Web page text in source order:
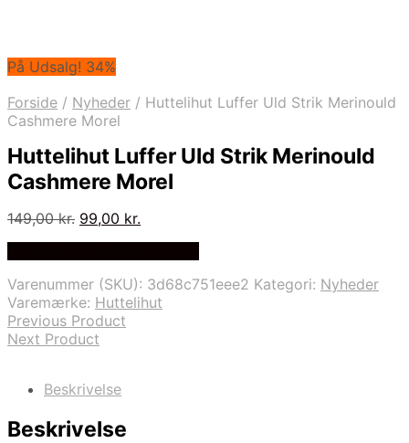
På Udsalg! 34%
Forside / Nyheder / Huttelihut Luffer Uld Strik Merinould
Cashmere Morel
Huttelihut Luffer Uld Strik Merinould
Cashmere Morel
149,00kr. Den
149,00 kr..
99,00 kr.
99,00 kr..
Varenummer (SKU): 3d68c751eee2 Kategori: Nyheder
Varemærke: Huttelihut
Previous Product
Next Product
Beskrivelse
Beskrivelse